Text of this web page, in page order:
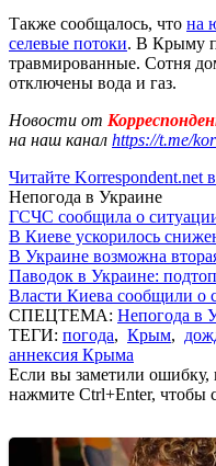
Также сообщалось, что на
селевые потоки. В Крыму
травмированные. Сотня
отключены вода и газ.
Новости от
на наш канал https://t.me/
Читайте Korrespondent.net
Непогода в Украине
ГСЧС сообщила о
В Киеве ускорилось
В Украине возможна
Паводок в Украине:
Власти Киева сообщили о
СПЕЦТЕМА: Непогода в
ТЕГИ: погода, Крым,
аннексия Крыма
Если вы заметили ошибку,
нажмите Ctrl+Enter, чтобы